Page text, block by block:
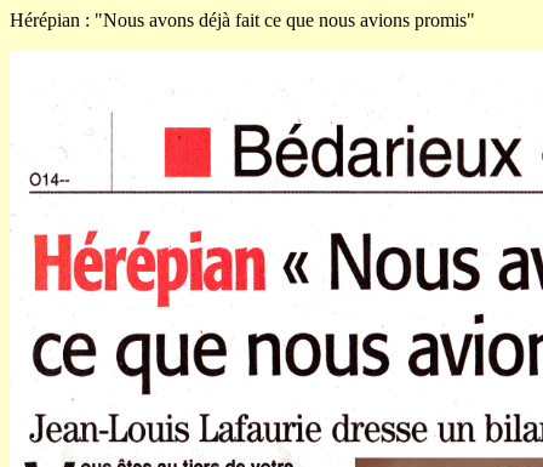
Hérépian : "Nous avons déjà fait ce que nous avions promis"